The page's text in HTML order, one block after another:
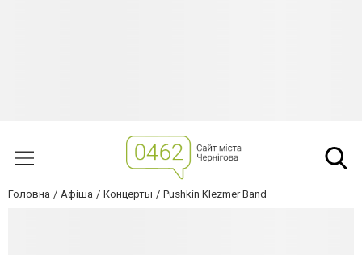
Головна Афіша Концерты Pushkin Klezmer Band